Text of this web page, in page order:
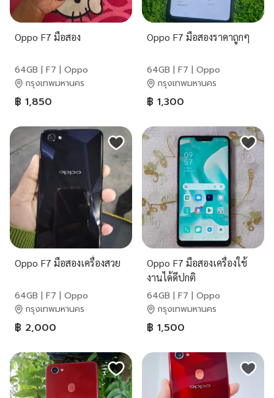
Oppo F7 มือสอง
64GB | F7 | Oppo
กรุงเทพมหานคร
฿ 1,850
Oppo F7 มือสองราคาถูกๆ
64GB | F7 | Oppo
กรุงเทพมหานคร
฿ 1,300
Oppo F7 มือสองเครื่องสวย
64GB | F7 | Oppo
กรุงเทพมหานคร
฿ 2,000
Oppo F7 มือสองเครื่องใช้
งานได้ดีปกติ
64GB | F7 | Oppo
กรุงเทพมหานคร
฿ 1,500